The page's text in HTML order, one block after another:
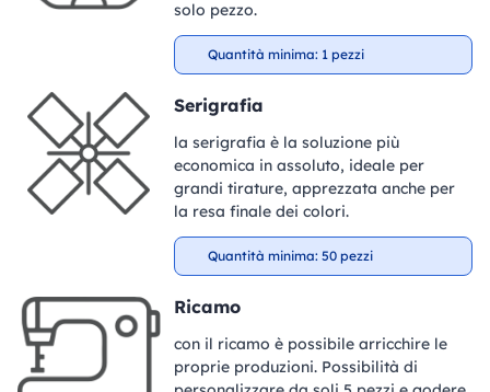
solo pezzo.
Quantità minima: 1 pezzi
Serigrafia
la serigrafia è la soluzione più
economica in assoluto, ideale per
grandi tirature, apprezzata anche per
la resa finale dei colori.
Quantità minima: 50 pezzi
Ricamo
con il ricamo è possibile arricchire le
proprie produzioni. Possibilità di